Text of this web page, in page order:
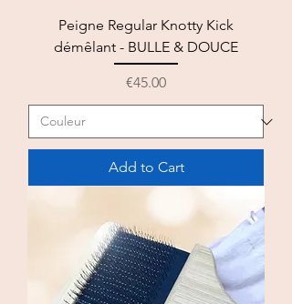
Peigne Regular Knotty Kick
démêlant - BULLE & DOUCE
Price
€45.00
Add to Cart